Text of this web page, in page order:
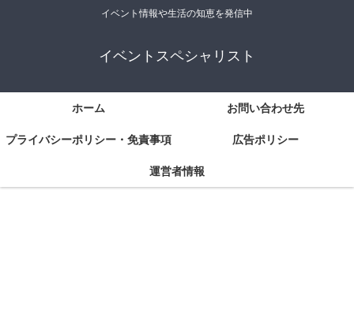
イベント情報や生活の知恵を発信中
イベントスペシャリスト
ホーム お問い合わせ先
プライバシーポリシー・免責事項 広告ポリシー
運営者情報